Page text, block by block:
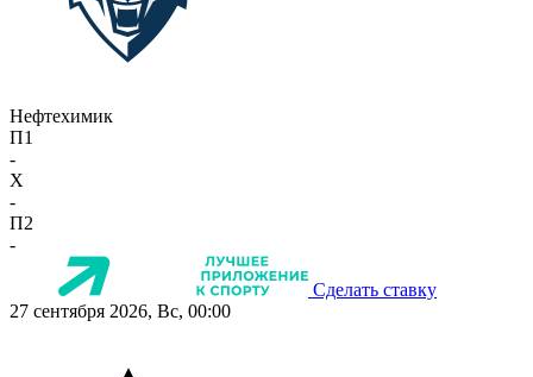
Нефтехимик
П1
-
X
-
П2
-
Сделать ставку
27 сентября 2026, Вс, 00:00